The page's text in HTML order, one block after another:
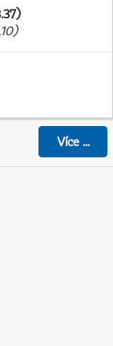
Více...